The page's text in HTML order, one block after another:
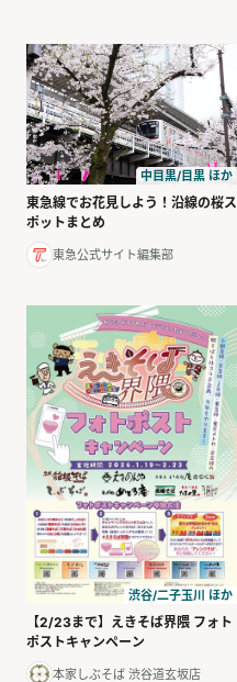
中目黒/目黒 ほか
東急線でお花見しよう！沿線の桜ス
ポットまとめ
東急公式サイト編集部
渋谷/二子玉川 ほか
【2/23まで】えきそば界隈 フォト
ポストキャンペーン
本家しぶそば 渋谷道玄坂店